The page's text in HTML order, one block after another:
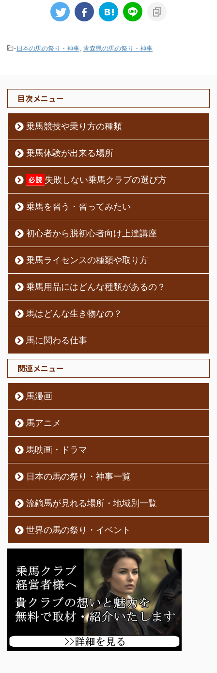
-日本の馬の祭り・神事 青森県の馬の祭り・神事
目次メニュー
乗馬競技や乗り方の種類
乗馬体験が出来る場所
失敗しない乗馬クラブの選び方
乗馬を習う・習ってみたい
初心者から脱初心者向け上達講座
乗馬ライセンスの種類や取り方
乗馬用品にはどんな種類があるの？
馬はどんな生き物なの？
馬に関わる仕事
関連メニュー
馬漫画
馬アニメ
馬映画・ドラマ
日本の馬の祭り・神事一覧
流鏑馬が見れる場所・地域別一覧
世界の馬の祭り・イベント